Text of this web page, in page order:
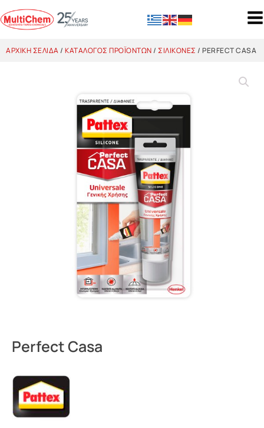
ΑΡΧΙΚΉ ΣΕΛΊΔΑ/ ΚΑΤΆΛΟΓΟΣ ΠΡΟΪΌΝΤΩΝ/ ΣΙΛΙΚΌΝΕΣ / PERFECT CASA
Perfect Casa